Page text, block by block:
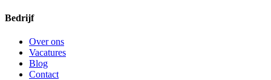
Bedrijf
Over ons
Vacatures
Blog
Contact